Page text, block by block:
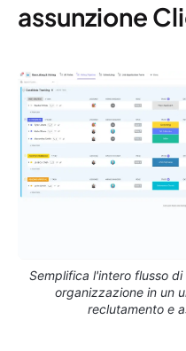
assunzione
Semplifica l'intero flusso
organizzazione in un
reclutamento e